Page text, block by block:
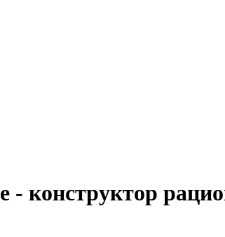
- конструктор